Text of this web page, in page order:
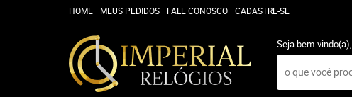
HOME MEUS PEDIDOS FALE CONOSCO CADASTRE-SE
Seja bem-vindo(a),